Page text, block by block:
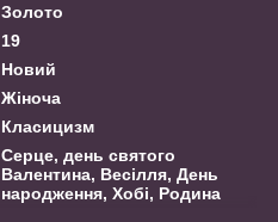
Золото
19
Новий
Жіноча
Класицизм
Серце, день святого
Валентина, Весілля, День
народження, Хобі, Родина